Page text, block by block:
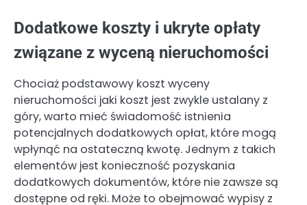
Dodatkowe koszty i ukryte opłaty
związane z wyceną nieruchomości
Chociaż podstawowy koszt wyceny
nieruchomości jaki koszt jest zwykle ustalany z
góry, warto mieć świadomość istnienia
potencjalnych dodatkowych opłat, które mogą
wpłynąć na ostateczną kwotę. Jednym z takich
elementów jest konieczność pozyskania
dodatkowych dokumentów, które nie zawsze są
dostępne od ręki. Może to obejmować wypisy z